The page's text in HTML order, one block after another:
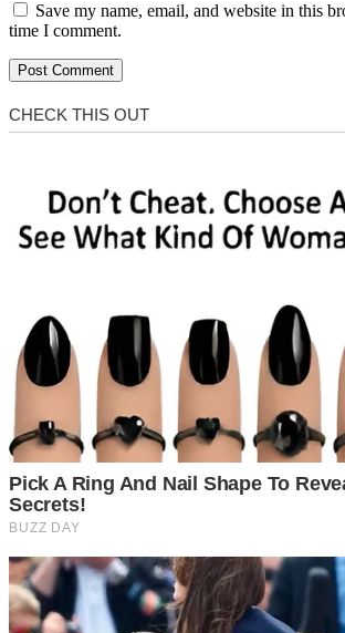
Save my name, email, and website in this
time I comment.